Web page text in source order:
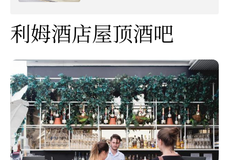
利姆酒店屋顶酒吧